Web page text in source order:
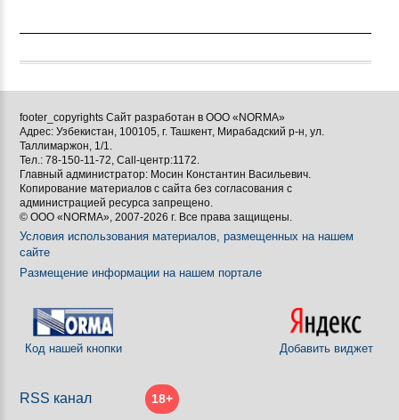
footer_copyrights Сайт разработан в ООО «NORMA»
Адрес: Узбекистан, 100105, г. Ташкент, Мирабадский р-н, ул.
Таллимаржон, 1/1.
Тел.: 78-150-11-72, Call-центр:1172.
Главный администратор: Мосин Константин Васильевич.
Копирование материалов с сайта без согласования с
администрацией ресурса запрещено.
© ООО «NORMA», 2007-2026 г. Все права защищены.
Условия использования материалов, размещенных на нашем
сайте
Размещение информации на нашем портале
Код нашей кнопки Добавить виджет
RSS канал 18+